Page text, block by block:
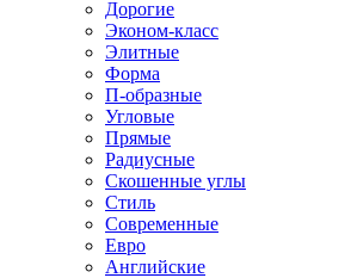
Дорогие
Эконом-класс
Элитные
Форма
П-образные
Угловые
Прямые
Радиусные
Скошенные углы
Стиль
Современные
Евро
Английские